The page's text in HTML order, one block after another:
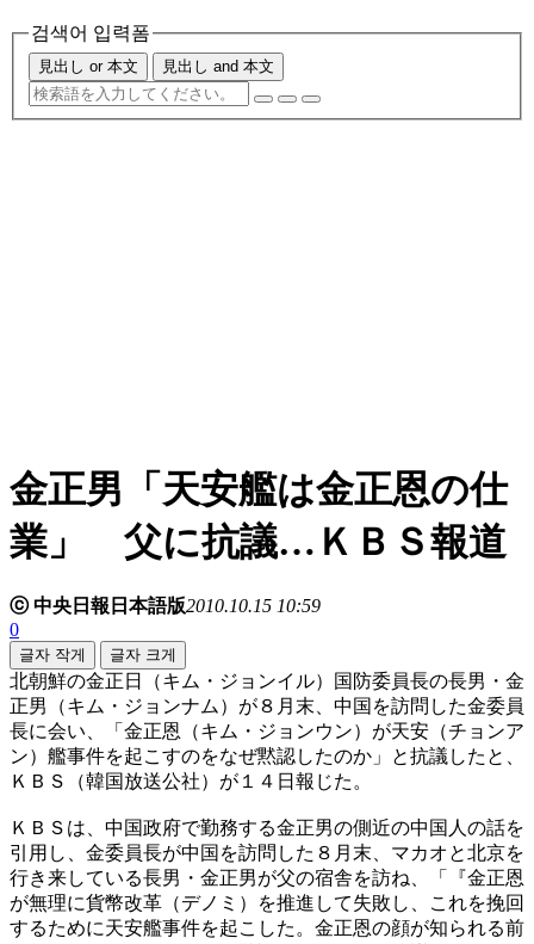
검색어 입력폼
見出し or 本文 見出し and 本文
金正男「天安艦は金正恩の仕
業」 父に抗議…ＫＢＳ報道
ⓒ 中央日報日本語版2010.10.15 10:59
0
글자 작게 글자 크게
北朝鮮の金正日（キム・ジョンイル）国防委員長の長男・金
正男（キム・ジョンナム）が８月末、中国を訪問した金委員
長に会い、「金正恩（キム・ジョンウン）が天安（チョンア
ン）艦事件を起こすのをなぜ黙認したのか」と抗議したと、
ＫＢＳ（韓国放送公社）が１４日報じた。
ＫＢＳは、中国政府で勤務する金正男の側近の中国人の話を
引用し、金委員長が中国を訪問した８月末、マカオと北京を
行き来している長男・金正男が父の宿舎を訪ね、「『金正恩
が無理に貨幣改革（デノミ）を推進して失敗し、これを挽回
するために天安艦事件を起こした。金正恩の顔が知られる前